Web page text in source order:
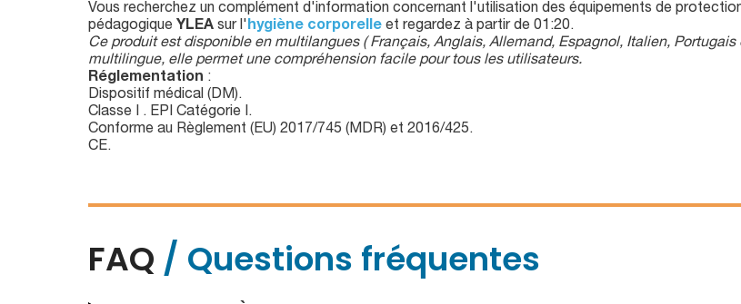
Vous recherchez un complément d'information concernant l'utilisation des équipements de
pédagogique YLEA sur l'hygiène corporelle et regardez à partir de 01:20.
Ce produit est disponible en multilangues ( Français, Anglais, Allemand, Espagnol, Italien,
multilingue, elle permet une compréhension facile pour tous les utilisateurs.
Réglementation :
Dispositif médical (DM).
Classe I . EPI Catégorie I.
Conforme au Règlement (EU) 2017/745 (MDR) et 2016/425.
CE.
FAQ / Questions fréquentes